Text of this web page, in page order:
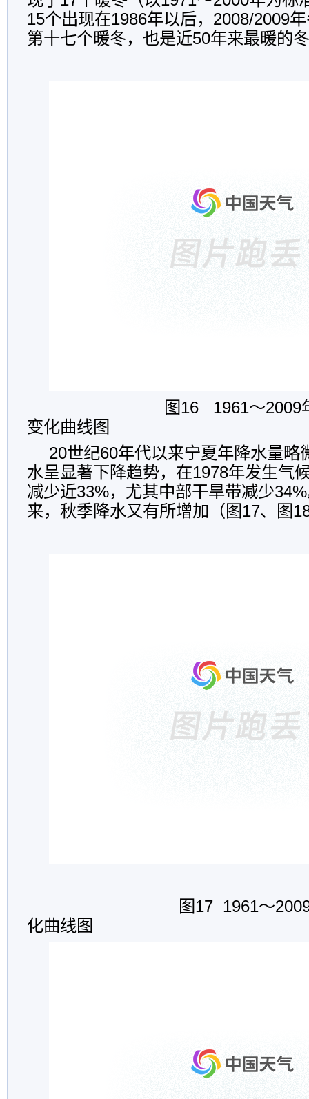
15个出现在1986年以后，2008/2009
第十七个暖冬，也是近50年来最暖的
图16 1961～2009年宁
变化曲线图
20世纪60年代以来宁夏年降水量略
水呈显著下降趋势，在1978年发生气
减少近33%，尤其中部干旱带减少
来，秋季降水又有所增加（图17、图
图17 1961～2009年宁
化曲线图